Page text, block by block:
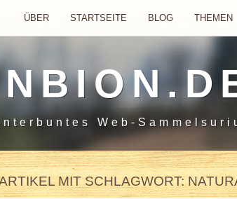
ÜBER STARTSEITE BLOG THEMEN
Web-
MIT SCHLAGWORT: